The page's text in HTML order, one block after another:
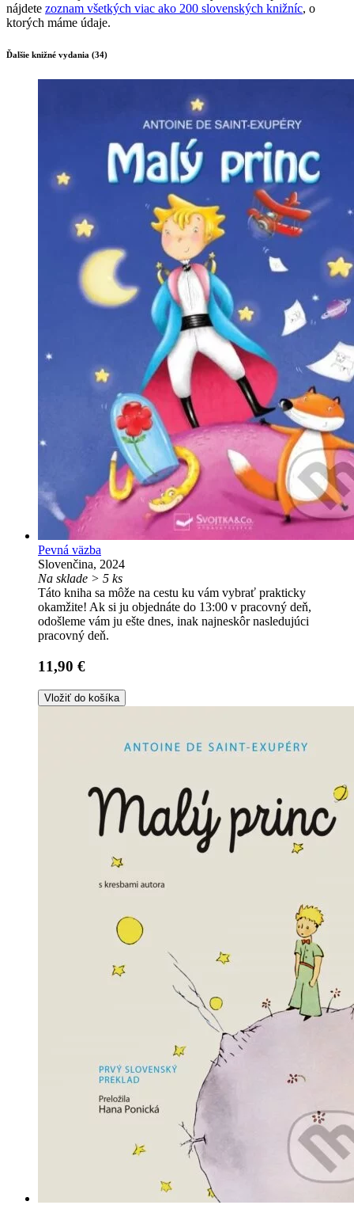
nájdete zoznam všetkých viac ako 200 slovenských knižníc, o
ktorých máme údaje.
Ďalšie knižné vydania (34)
Pevná väzba
Slovenčina, 2024
Na sklade > 5 ks
Táto kniha sa môže na cestu ku vám vybrať prakticky
okamžite! Ak si ju objednáte do 13:00 v pracovný deň,
odošleme vám ju ešte dnes, inak najneskôr nasledujúci
pracovný deň.
11,90 €
Vložiť do košíka